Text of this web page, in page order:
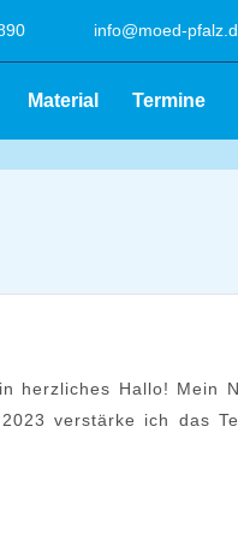
info@moed-
Material Termine
verstärke ich das